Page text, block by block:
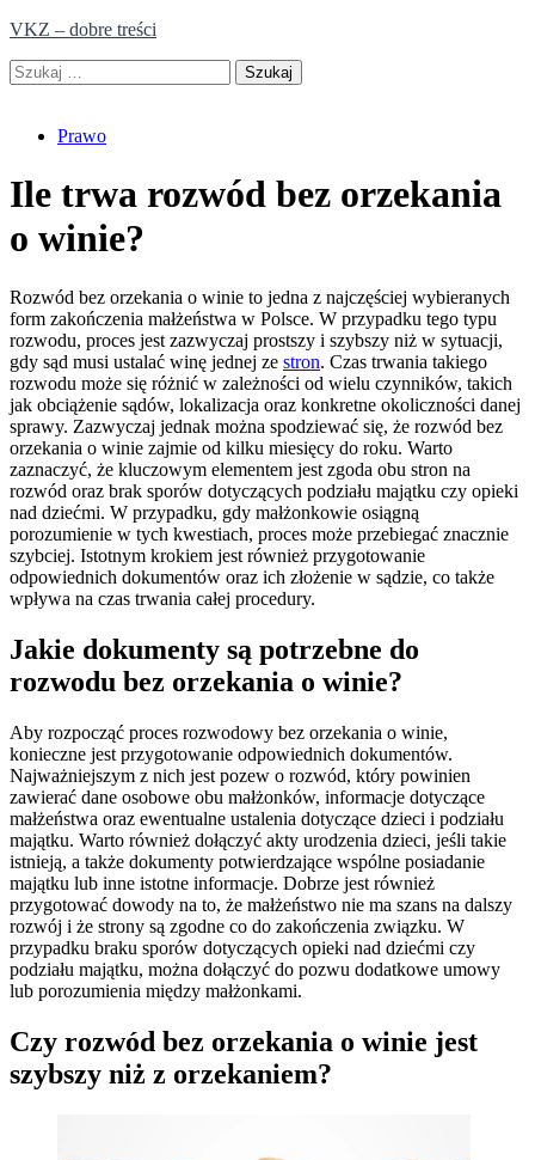
Skip
content
VKZ – dobre treści
Szukaj:
Prawo
Ile trwa rozwód bez orzekania
o winie?
Rozwód bez orzekania o winie to jedna z najczęściej wybieranych
form zakończenia małżeństwa w Polsce. W przypadku tego typu
rozwodu, proces jest zazwyczaj prostszy i szybszy niż w sytuacji,
gdy sąd musi ustalać winę jednej ze stron. Czas trwania takiego
rozwodu może się różnić w zależności od wielu czynników, takich
jak obciążenie sądów, lokalizacja oraz konkretne okoliczności danej
sprawy. Zazwyczaj jednak można spodziewać się, że rozwód bez
orzekania o winie zajmie od kilku miesięcy do roku. Warto
zaznaczyć, że kluczowym elementem jest zgoda obu stron na
rozwód oraz brak sporów dotyczących podziału majątku czy opieki
nad dziećmi. W przypadku, gdy małżonkowie osiągną
porozumienie w tych kwestiach, proces może przebiegać znacznie
szybciej. Istotnym krokiem jest również przygotowanie
odpowiednich dokumentów oraz ich złożenie w sądzie, co także
wpływa na czas trwania całej procedury.
Jakie dokumenty są potrzebne do
rozwodu bez orzekania o winie?
Aby rozpocząć proces rozwodowy bez orzekania o winie,
konieczne jest przygotowanie odpowiednich dokumentów.
Najważniejszym z nich jest pozew o rozwód, który powinien
zawierać dane osobowe obu małżonków, informacje dotyczące
małżeństwa oraz ewentualne ustalenia dotyczące dzieci i podziału
majątku. Warto również dołączyć akty urodzenia dzieci, jeśli takie
istnieją, a także dokumenty potwierdzające wspólne posiadanie
majątku lub inne istotne informacje. Dobrze jest również
przygotować dowody na to, że małżeństwo nie ma szans na dalszy
rozwój i że strony są zgodne co do zakończenia związku. W
przypadku braku sporów dotyczących opieki nad dziećmi czy
podziału majątku, można dołączyć do pozwu dodatkowe umowy
lub porozumienia między małżonkami.
Czy rozwód bez orzekania o winie jest
szybszy niż z orzekaniem?